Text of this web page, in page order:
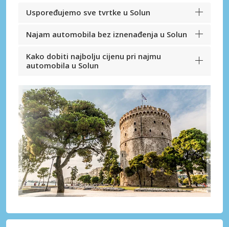
Uspoređujemo sve tvrtke u Solun
Najam automobila bez iznenađenja u Solun
Kako dobiti najbolju cijenu pri najmu
automobila u Solun